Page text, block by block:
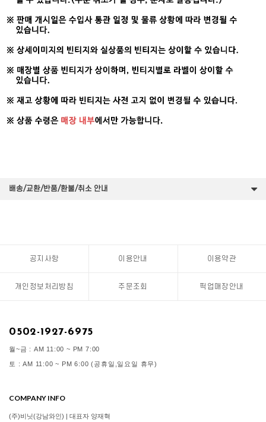
배송/교환/반품/환불/취소 안내
공지사항 이용안내 이용약관
개인정보처리방침 주문조회 픽업매장안내
0502-1927-6975
월~금 : AM 11:00 ~ PM 7:00
토 : AM 11:00 ~ PM 6:00 (공휴일,일요일 휴무)
COMPANY INFO
(주)비닛(강남와인) | 대표자 양재혁